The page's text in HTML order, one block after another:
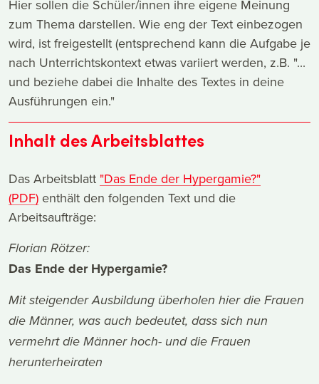
Hier sollen die Schüler/innen ihre eigene Meinung
zum Thema darstellen. Wie eng der Text einbezogen
wird, ist freigestellt (entsprechend kann die Aufgabe je
nach Unterrichtskontext etwas variiert werden, z.B. "...
und beziehe dabei die Inhalte des Textes in deine
Ausführungen ein."
Inhalt des Arbeitsblattes
Das Arbeitsblatt "Das Ende der Hypergamie?"
(PDF) enthält den folgenden Text und die
Arbeitsaufträge:
Florian Rötzer:
Das Ende der Hypergamie?
Mit steigender Ausbildung überholen hier die Frauen
die Männer, was auch bedeutet, dass sich nun
vermehrt die Männer hoch- und die Frauen
herunterheiraten